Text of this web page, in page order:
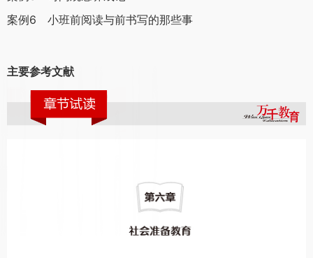
案例6 小班前阅读与前书写的那些事
主要参考文献